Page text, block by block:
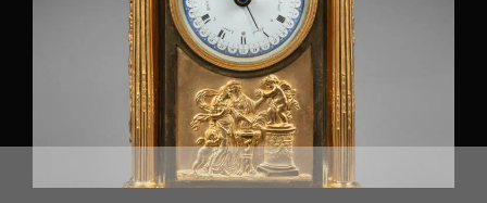
Empire (1804 – 1814) (0)
Louis XIV (1661 – 1715) (0)
Louis XV (1724 – 1770) (0)
Louis XVI (1774 – 1792) (1)
Transition (1770 – 1774) (0)